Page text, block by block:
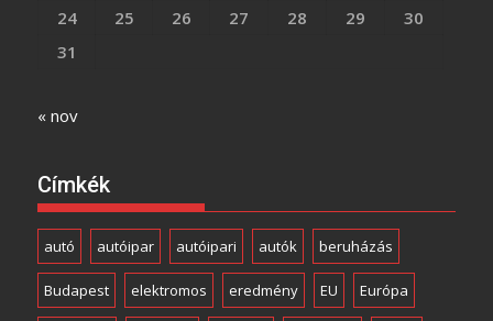
24
25 26 27 28 29
30
31
« nov
Címkék
autó autóipar autóipari autók beruházás
Budapest elektromos eredmény EU Európa